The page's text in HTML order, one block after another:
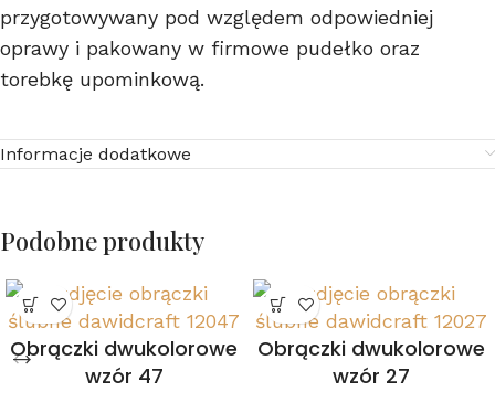
przygotowywany pod względem odpowiedniej
oprawy i pakowany w firmowe pudełko oraz
torebkę upominkową.
Informacje dodatkowe
Podobne produkty
Obrączki dwukolorowe
wzór 47
Obrączki dwukolorowe
wzór 27